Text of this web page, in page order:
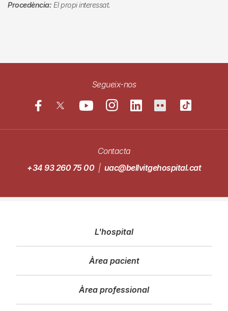
Procedència: El propi interessat.
Segueix-nos
Contacta
+34 93 260 75 00 | uac@bellvitgehospital.cat
principal
L'hospital
Àrea pacient
Àrea professional